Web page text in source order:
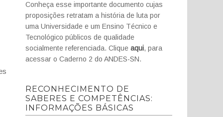
Conheça esse importante documento cujas
proposições retratam a história de luta por
uma Universidade e um Ensino Técnico e
Tecnológico públicos de qualidade
socialmente referenciada. Clique aqui, para
acessar o Caderno 2 do ANDES-SN.
RECONHECIMENTO DE
SABERES E COMPETÊNCIAS:
INFORMAÇÕES BÁSICAS